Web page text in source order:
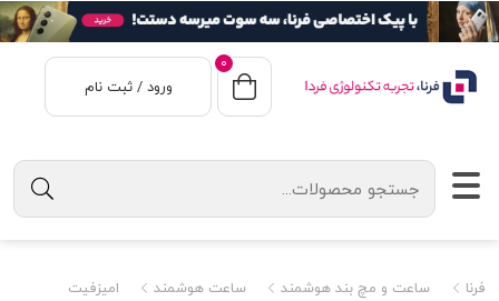
0
ورود / ثبت نام
فرنا ساعت و مچ بند هوشمند ساعت هوشمند امیزفیت